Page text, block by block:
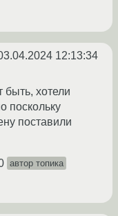
12:13:34
хотели
поскольку
поставили
автор топика